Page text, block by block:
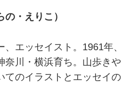
・えりこ）
、エッセイスト。1961年、
奈川・横浜育ち。山歩きや
てのイラストとエッセイの